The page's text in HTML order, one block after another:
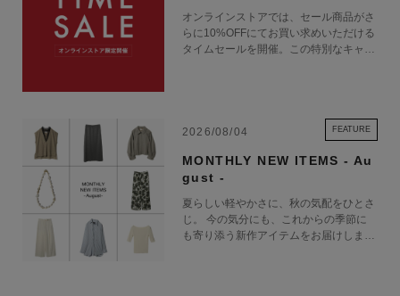
オンラインストアでは、セール商品がさ
らに10%OFFにてお買い求めいただける
タイムセールを開催。この特別なキャン
2026/08/04 FEATURE
MONTHLY NEW ITEMS - Au
gust -
夏らしい軽やかさに、秋の気配をひとさ
じ。 今の気分にも、これからの季節に
も寄り添う新作アイテムをお届けしま